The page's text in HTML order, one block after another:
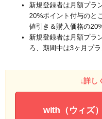
新規登録者は月額プラ
20%ポイント付与のと
値引き＆購入価格の
新規登録者は月額プラ
ろ、期間中は3ヶ月プ
↓詳し
with（ウィズ）